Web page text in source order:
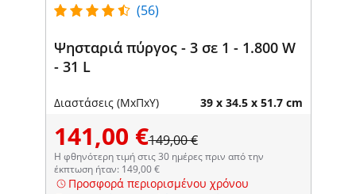
(56)
Ψησταριά πύργος - 3 σε 1 - 1.800 W
- 31 L
Διαστάσεις (ΜxΠxΥ) 39 x 34.5 x 51.7 cm
141,00 €149,00 €
Η φθηνότερη τιμή στις 30 ημέρες πριν από την
έκπτωση ήταν: 149,00 €
Προσφορά περιορισμένου χρόνου